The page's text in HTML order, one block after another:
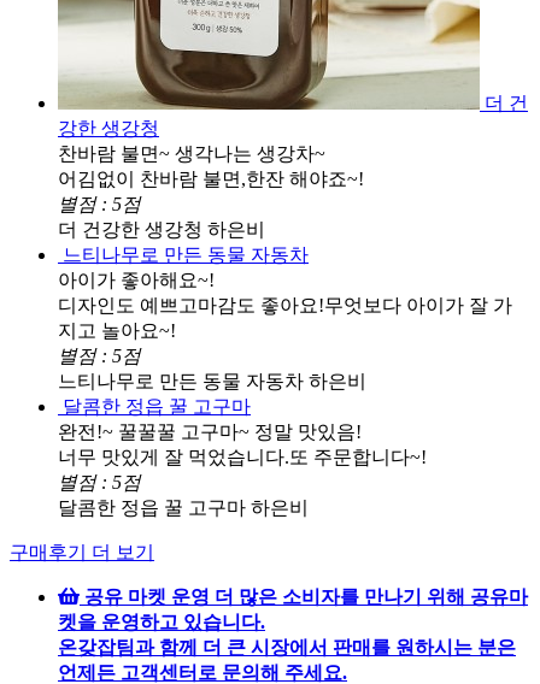
더 건
강한 생강청
찬바람 불면~ 생각나는 생강차~
어김없이 찬바람 불면,한잔 해야죠~!
별점 : 5점
더 건강한 생강청 하은비
느티나무로 만든 동물 자동차
아이가 좋아해요~!
디자인도 예쁘고마감도 좋아요!무엇보다 아이가 잘 가
지고 놀아요~!
별점 : 5점
느티나무로 만든 동물 자동차 하은비
달콤한 정읍 꿀 고구마
완전!~ 꿀꿀꿀 고구마~ 정말 맛있음!
너무 맛있게 잘 먹었습니다.또 주문합니다~!
별점 : 5점
달콤한 정읍 꿀 고구마 하은비
구매후기 더 보기
공유 마켓 운영 더 많은 소비자를 만나기 위해 공유마
켓을 운영하고 있습니다.
온갖잡팀과 함께 더 큰 시장에서 판매를 원하시는 분은
언제든 고객센터로 문의해 주세요.